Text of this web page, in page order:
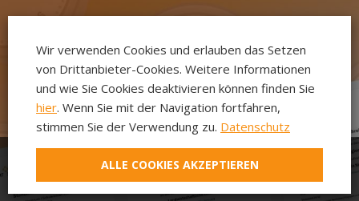
offene Stunden
Wir verwenden Cookies und erlauben das Setzen
von Drittanbieter-Cookies. Weitere Informationen
und wie Sie Cookies deaktivieren können finden Sie
hier. Wenn Sie mit der Navigation fortfahren,
stimmen Sie der Verwendung zu. Datenschutz
ALLE COOKIES AKZEPTIEREN